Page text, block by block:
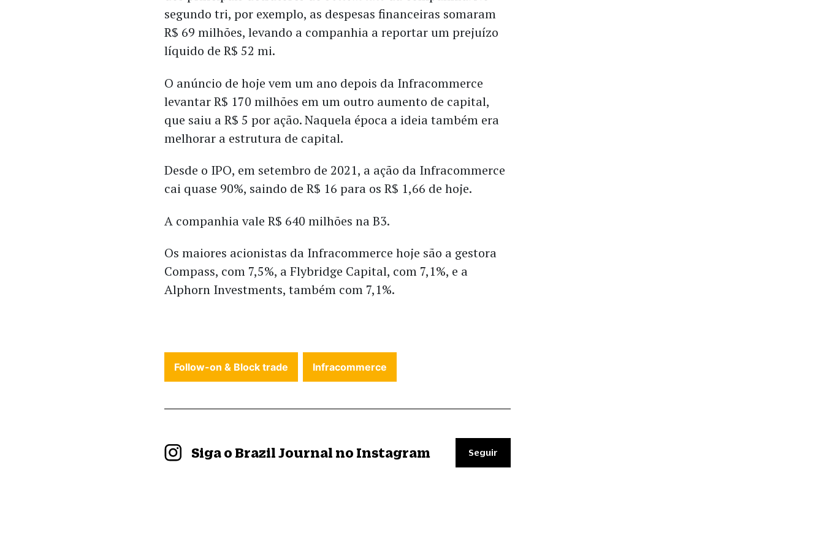
segundo tri, por exemplo, as despesas financeiras somaram
R$ 69 milhões, levando a companhia a reportar um prejuízo
líquido de R$ 52 mi.
O anúncio de hoje vem um ano depois da Infracommerce
levantar R$ 170 milhões em um outro aumento de capital,
que saiu a R$ 5 por ação. Naquela época a ideia também era
melhorar a estrutura de capital.
Desde o IPO, em setembro de 2021, a ação da Infracommerce
cai quase 90%, saindo de R$ 16 para os R$ 1,66 de hoje.
A companhia vale R$ 640 milhões na B3.
Os maiores acionistas da Infracommerce hoje são a gestora
Compass, com 7,5%, a Flybridge Capital, com 7,1%, e a
Alphorn Investments, também com 7,1%.
Follow-on & Block trade Infracommerce
Siga o Brazil Journal no Instagram Seguir